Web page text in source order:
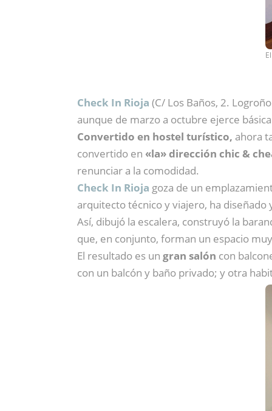
Check In Rioja (C/ Los Baños, 2.
aunque de marzo a octubre ejerce
Convertido en hostel turístico, ahora
convertido en «la» dirección chic &
renunciar a la comodidad.
Check In Rioja goza de un
arquitecto técnico y viajero, ha diseñado
Así, dibujó la escalera, construyó la
que, en conjunto, forman un espacio
El resultado es un gran salón con
con un balcón y baño privado; y otra